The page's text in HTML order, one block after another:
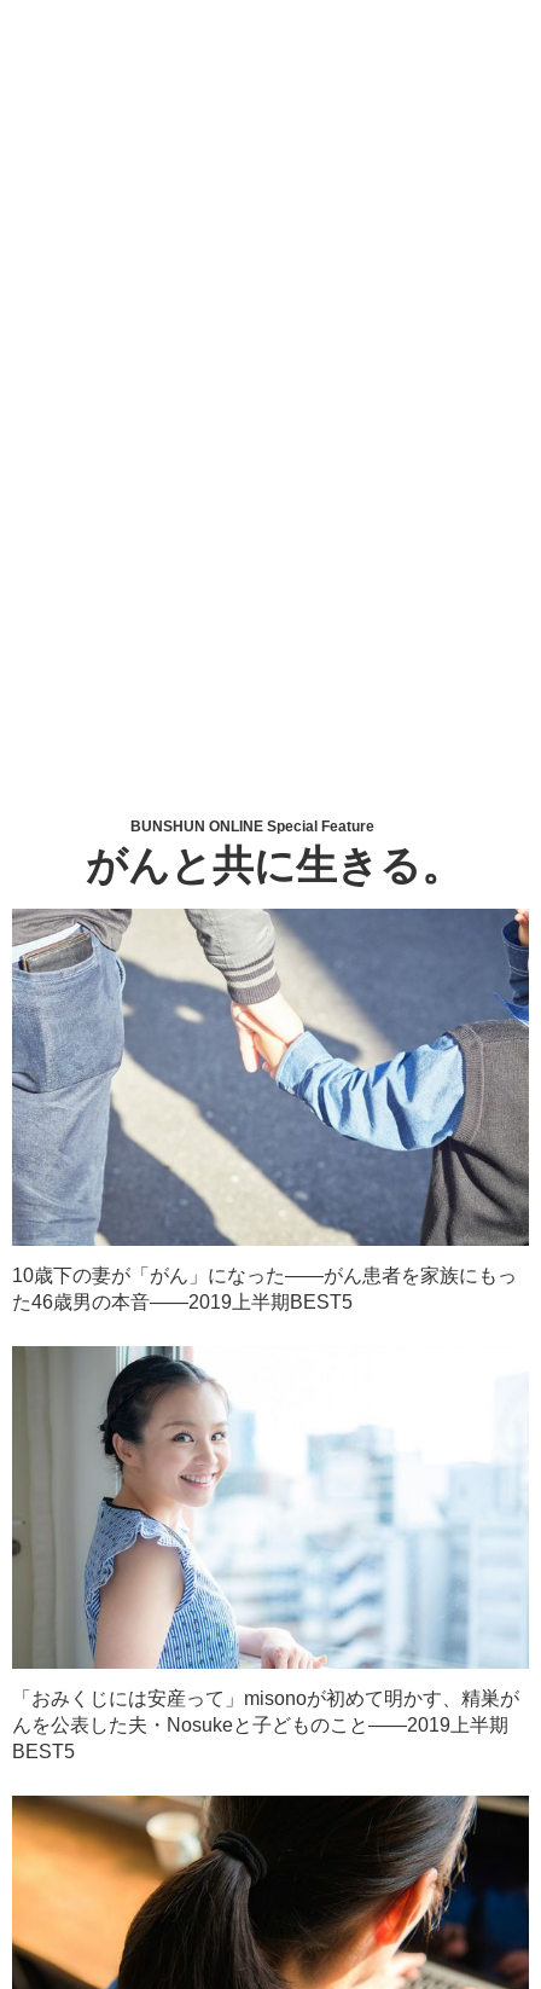
BUNSHUN ONLINE Special Feature
がんと共に生きる。
10歳下の妻が「がん」になった――がん患者を家族にもっ
た46歳男の本音――2019上半期BEST5
「おみくじには安産って」misonoが初めて明かす、精巣が
んを公表した夫・Nosukeと子どものこと――2019上半期
BEST5